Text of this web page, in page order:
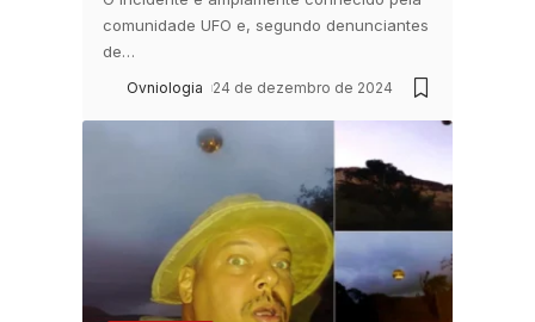
comunidade UFO e, segundo denunciantes
de…
Ovniologia 24 de dezembro de 2024